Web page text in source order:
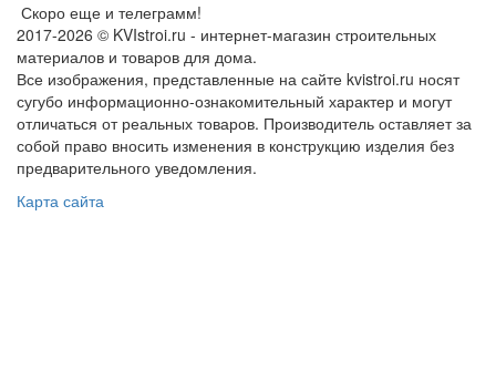
Скоро еще и телеграмм!
2017-2026 © KVIstroi.ru - интернет-магазин строительных
материалов и товаров для дома.
Все изображения, представленные на сайте kvistroi.ru носят
сугубо информационно-ознакомительный характер и могут
отличаться от реальных товаров. Производитель оставляет за
собой право вносить изменения в конструкцию изделия без
предварительного уведомления.
Карта сайта